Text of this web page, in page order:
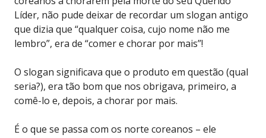
Líder, não pude deixar de recordar um slogan antigo
que dizia que “qualquer coisa, cujo nome não me
lembro”, era de “comer e chorar por mais”!
O slogan significava que o produto em questão (qual
seria?), era tão bom que nos obrigava, primeiro, a
comê-lo e, depois, a chorar por mais.
É o que se passa com os norte coreanos – ele